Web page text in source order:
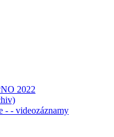
2022
- - videozáznamy